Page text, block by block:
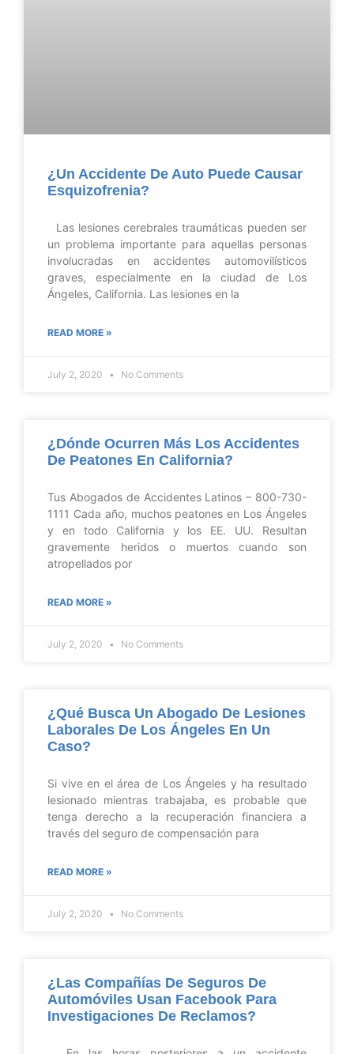
¿Un Accidente De Auto Puede Causar
Esquizofrenia?
Las lesiones cerebrales traumáticas pueden ser
un problema importante para aquellas personas
involucradas en accidentes automovilísticos
graves, especialmente en la ciudad de Los
Ángeles, California. Las lesiones en la
READ MORE »
July 2, 2020 No Comments
¿Dónde Ocurren Más Los Accidentes
De Peatones En California?
Tus Abogados de Accidentes Latinos – 800-730-
1111 Cada año, muchos peatones en Los Ángeles
y en todo California y los EE. UU. Resultan
gravemente heridos o muertos cuando son
atropellados por
READ MORE »
July 2, 2020 No Comments
¿Qué Busca Un Abogado De Lesiones
Laborales De Los Ángeles En Un
Caso?
Si vive en el área de Los Ángeles y ha resultado
lesionado mientras trabajaba, es probable que
tenga derecho a la recuperación financiera a
través del seguro de compensación para
READ MORE »
July 2, 2020 No Comments
¿Las Compañías De Seguros De
Automóviles Usan Facebook Para
Investigaciones De Reclamos?